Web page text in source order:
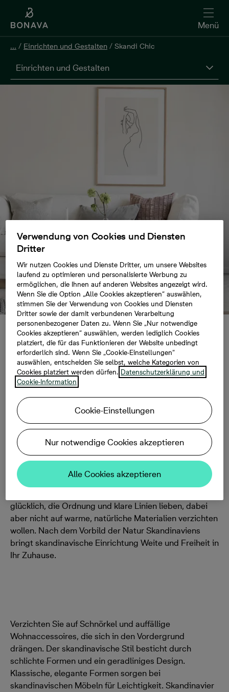
Menü
... / Einrichten und Gestalten / Skandi Chic
Einrichten und Gestalten
Skandi Chic
Sie sind auf der Suche nach dem perfekten
Formen, helles Holz und leichte Farben mögen,
ist skandinavisches Design genau das Richtige
für Sie.
Bevor Sie beginnen, die Räume Ihrer neuen Immobilie
zu gestalten, sollten Sie sich überlegen, welcher
Einrichtungsstil am besten zu Ihnen passt.
glücklich, die Ordnung und klare Linien lieben, dabei
aber nicht auf warme, natürliche Materialien verzichten
wollen. Nach dem Vorbild der Natur Skandinaviens
bringt skandinavische Einrichtung Weite und Freiheit in
Ihr Zuhause.
Verzichten Sie auf Schnörkel und auffällige
Wohnaccessoires, die sich in den Vordergrund
drängen. Der skandinavische Stil besticht durch
schlichte Formen und ein geradliniges Design.
Klassische, elegante Formen sorgen bei
skandinavischen Möbeln für Leichtigkeit. Skandinavier
Verwendung von Cookies und Diensten
Dritter
Wir nutzen Cookies und Dienste Dritter, um unsere Websites
laufend zu optimieren und personalisierte Werbung zu
ermöglichen, die Ihnen auf anderen Websites angezeigt wird.
Wenn Sie die Option „Alle Cookies akzeptieren“ auswählen,
stimmen Sie der Verwendung von Cookies und Diensten
Dritter sowie der damit verbundenen Verarbeitung
personenbezogener Daten zu. Wenn Sie „Nur notwendige
Cookies akzeptieren“ auswählen, werden lediglich Cookies
platziert, die für das Funktionieren der Website unbedingt
erforderlich sind. Wenn Sie „Cookie-Einstellungen“
auswählen, entscheiden Sie selbst, welche Kategorien von
Cookies platziert werden dürfen. Datenschutzerklärung und
Cookie-Information
Cookie-Einstellungen
Nur notwendige Cookies akzeptieren
Alle Cookies akzeptieren